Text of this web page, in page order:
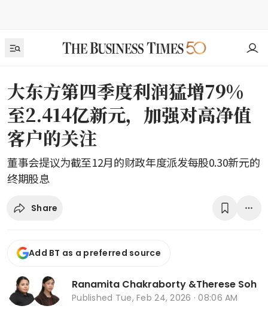
大东方第四季度利润猛增79%
至2.414亿新元，加强对高净值
客户的关注
董事会提议为截至12月的财政年度派发每股0.30新元的
终期股息
Share
Add BT as a preferred source
Ranamita Chakraborty &Therese Soh
Published Tue, Feb 24, 2026 · 08:06 AM